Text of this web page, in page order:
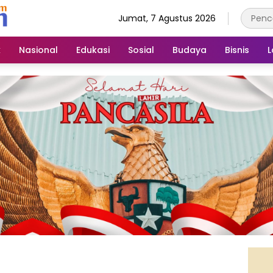
Jumat, 7 Agustus 2026
Nasional Edukasi Sosial Budaya Bisnis